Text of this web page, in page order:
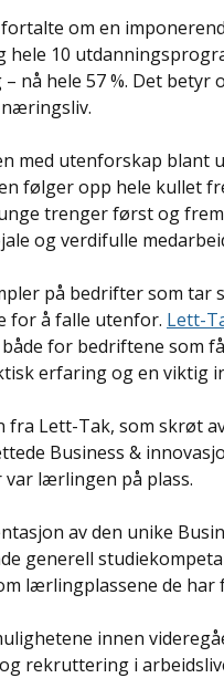
om en
hele 10
nå hele 57 %. Det
med utenforskap blant
følger opp hele kullet
trenger først og
og verdifulle
på bedrifter som
for å falle utenfor. Lett-
for bedriftene som
erfaring og en viktig
Lett-Tak, som skrøt
Business &
var lærlingen på plass.
av den unike
generell
lærlingplassene de har
innen
rekruttering i